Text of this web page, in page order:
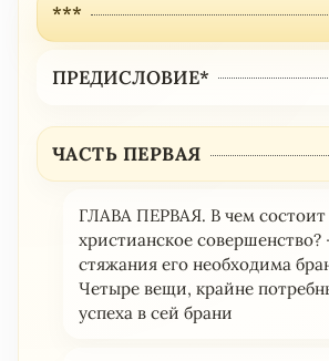
***
ПРЕДИСЛОВИЕ*
ЧАСТЬ ПЕРВАЯ
ГЛАВА ПЕРВАЯ. В чем состоит
христианское
стяжания его необходима
Четыре вещи, крайне
успеха в сей брани